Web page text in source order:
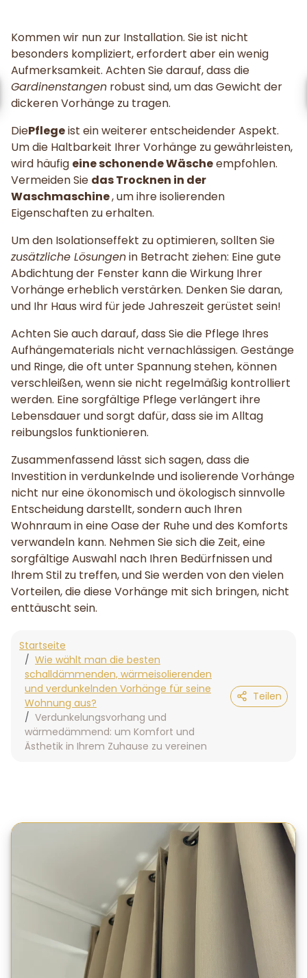
Kommen wir nun zur Installation. Sie ist nicht
besonders kompliziert, erfordert aber ein wenig
Aufmerksamkeit. Achten Sie darauf, dass die
Gardinenstangen robust sind, um das Gewicht der
dickeren Vorhänge zu tragen.
DiePflegeist ein weiterer entscheidender Aspekt.
Um die Haltbarkeit Ihrer Vorhänge zu gewährleisten,
wird häufig eine schonende Wäscheempfohlen.
Vermeiden Sie das Trocknen in der
Waschmaschine, um ihre isolierenden
Eigenschaften zu erhalten.
Um den Isolationseffekt zu optimieren, sollten Sie
zusätzliche Lösungenin Betracht ziehen: Eine gute
Abdichtung der Fenster kann die Wirkung Ihrer
Vorhänge erheblich verstärken. Denken Sie daran,
und Ihr Haus wird für jede Jahreszeit gerüstet sein!
Achten Sie auch darauf, dass Sie die Pflege Ihres
Aufhängematerials nicht vernachlässigen. Gestänge
und Ringe, die oft unter Spannung stehen, können
verschleißen, wenn sie nicht regelmäßig kontrolliert
werden. Eine sorgfältige Pflege verlängert ihre
Lebensdauer und sorgt dafür, dass sie im Alltag
reibungslos funktionieren.
Zusammenfassend lässt sich sagen, dass die
Investition in verdunkelnde und isolierende Vorhänge
nicht nur eine ökonomisch und ökologisch sinnvolle
Entscheidung darstellt, sondern auch Ihren
Wohnraum in eine Oase der Ruhe und des Komforts
verwandeln kann. Nehmen Sie sich die Zeit, eine
sorgfältige Auswahl nach Ihren Bedürfnissen und
Ihrem Stil zu treffen, und Sie werden von den vielen
Vorteilen, die diese Vorhänge mit sich bringen, nicht
enttäuscht sein.
Startseite
Wie wählt man die besten
schalldämmenden, wärmeisolierenden
und verdunkelnden Vorhänge für seine
Wohnung aus?
Verdunkelungsvorhang und
wärmedämmend: um Komfort und
Ästhetik in Ihrem Zuhause zu vereinen
Teilen